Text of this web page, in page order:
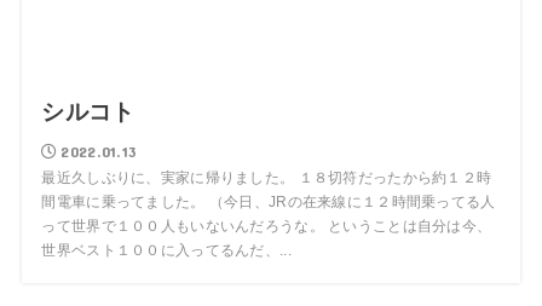
シルコト
2022.01.13
最近久しぶりに、実家に帰りました。 １８切符だったから約１２時
間電車に乗ってました。 （今日、JRの在来線に１２時間乗ってる人
って世界で１００人もいないんだろうな。 ということは自分は今、
世界ベスト１００に入ってるんだ、...